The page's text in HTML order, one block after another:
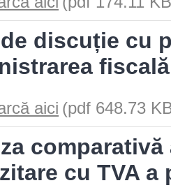
de discuție cu
fiscală
aici (pdf 648.73
cu TVA